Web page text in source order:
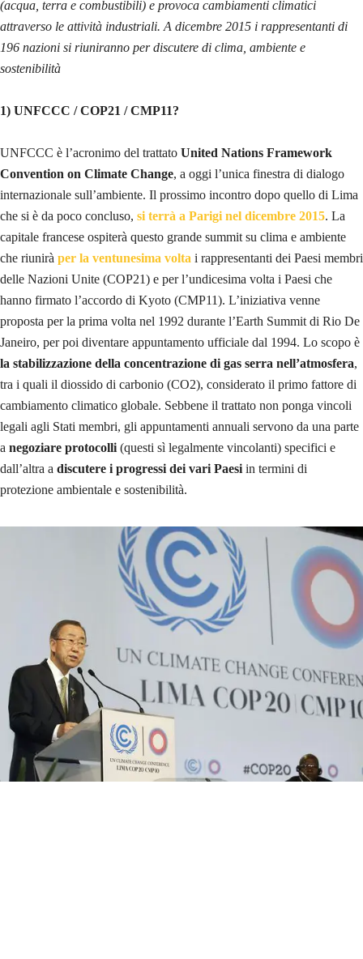
(acqua, terra e combustibili) e provoca cambiamenti climatici
attraverso le attività industriali. A dicembre 2015 i rappresentanti di
196 nazioni si riuniranno per discutere di clima, ambiente e
sostenibilità
1) UNFCCC / COP21 / CMP11?
UNFCCC è l’acronimo del trattato United Nations Framework
Convention on Climate Change, a oggi l’unica finestra di dialogo
internazionale sull’ambiente. Il prossimo incontro dopo quello di Lima
che si è da poco concluso, si terrà a Parigi nel dicembre 2015. La
capitale francese ospiterà questo grande summit su clima e ambiente
che riunirà per la ventunesima volta i rappresentanti dei Paesi membri
delle Nazioni Unite (COP21) e per l’undicesima volta i Paesi che
hanno firmato l’accordo di Kyoto (CMP11). L’iniziativa venne
proposta per la prima volta nel 1992 durante l’Earth Summit di Rio De
Janeiro, per poi diventare appuntamento ufficiale dal 1994. Lo scopo è
la stabilizzazione della concentrazione di gas serra nell’atmosfera,
tra i quali il diossido di carbonio (CO2), considerato il primo fattore di
cambiamento climatico globale. Sebbene il trattato non ponga vincoli
legali agli Stati membri, gli appuntamenti annuali servono da una parte
a negoziare protocolli (questi sì legalmente vincolanti) specifici e
dall’altra a discutere i progressi dei vari Paesi in termini di
protezione ambientale e sostenibilità.